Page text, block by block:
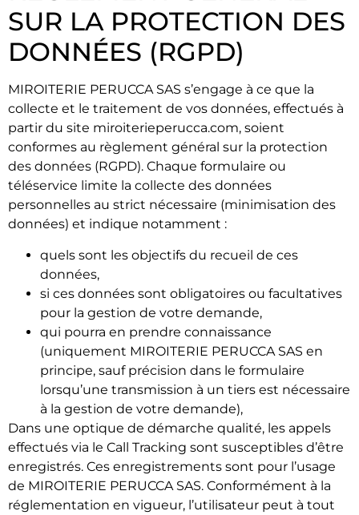
SUR LA PROTECTION DES
DONNÉES (RGPD)
MIROITERIE PERUCCA SAS s’engage à ce que la
collecte et le traitement de vos données, effectués à
partir du site miroiterieperucca.com, soient
conformes au règlement général sur la protection
des données (RGPD). Chaque formulaire ou
téléservice limite la collecte des données
personnelles au strict nécessaire (minimisation des
données) et indique notamment :
quels sont les objectifs du recueil de ces
données,
si ces données sont obligatoires ou facultatives
pour la gestion de votre demande,
qui pourra en prendre connaissance
(uniquement MIROITERIE PERUCCA SAS en
principe, sauf précision dans le formulaire
lorsqu’une transmission à un tiers est nécessaire
à la gestion de votre demande),
Dans une optique de démarche qualité, les appels
effectués via le Call Tracking sont susceptibles d’être
enregistrés. Ces enregistrements sont pour l’usage
de MIROITERIE PERUCCA SAS. Conformément à la
réglementation en vigueur, l’utilisateur peut à tout